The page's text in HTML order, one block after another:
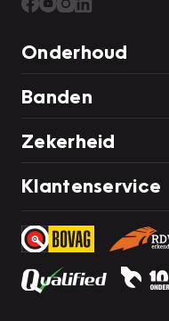
Onderhoud
Banden
Zekerheid
Klantenservice